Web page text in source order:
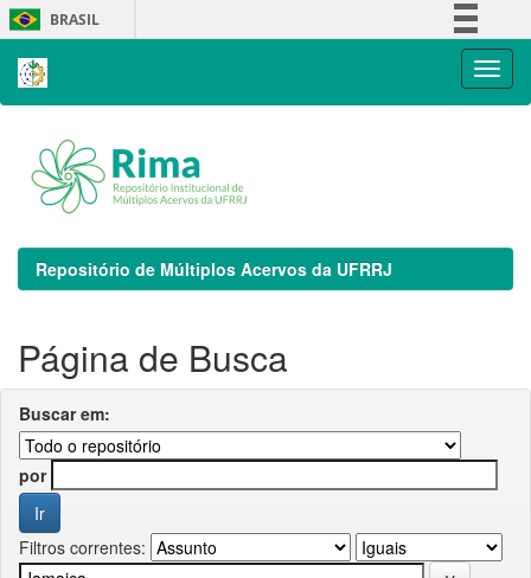
Skip
navigation
BRASIL
Repositório de Múltiplos Acervos da UFRRJ
Página de Busca
Buscar em:
por
Filtros correntes: